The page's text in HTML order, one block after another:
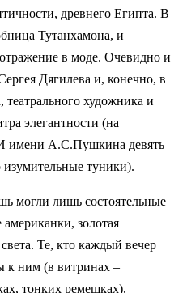
древнего Египта. В
Тутанхамона, и
в моде. Очевидно и
Дягилева и, конечно, в
театрального художника и
элегантности (на
имени А.С.Пушкина девять
изумительные туники).
могли лишь состоятельные
золотая
Те, кто каждый вечер
к ним (в витринах –
тонких ремешках),